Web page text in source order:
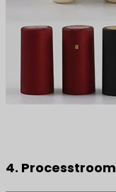
4. Processtroom